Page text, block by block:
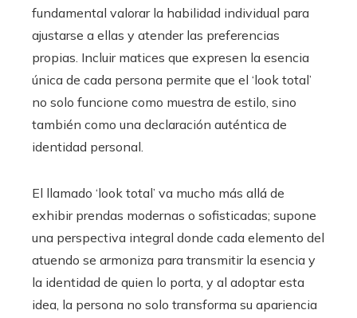
fundamental valorar la habilidad individual para
ajustarse a ellas y atender las preferencias
propias. Incluir matices que expresen la esencia
única de cada persona permite que el ‘look total’
no solo funcione como muestra de estilo, sino
también como una declaración auténtica de
identidad personal.
El llamado ‘look total’ va mucho más allá de
exhibir prendas modernas o sofisticadas; supone
una perspectiva integral donde cada elemento del
atuendo se armoniza para transmitir la esencia y
la identidad de quien lo porta, y al adoptar esta
idea, la persona no solo transforma su apariencia